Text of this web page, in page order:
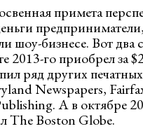
примета
шоу-бизнесе. Вот
2013-го приобрел
ряд других
Newspapers,
А в октябре
The Boston Globe.